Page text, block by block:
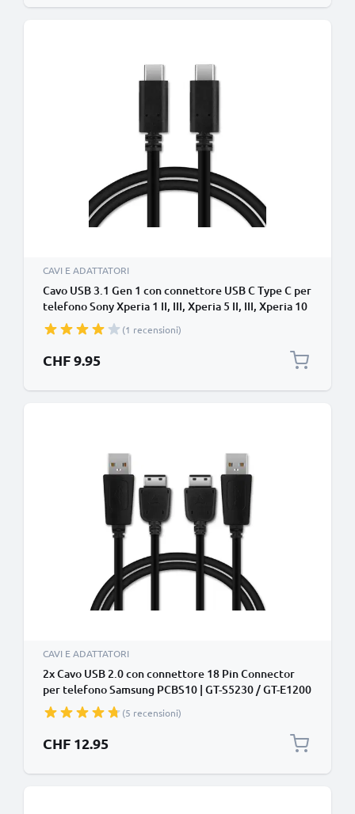
CAVI E ADATTATORI
Cavo USB 3.1 Gen 1 con connettore USB C Type C per
telefono Sony Xperia 1 II, III, Xperia 5 II, III, Xperia 10
II, III XZ2, XZ3, XZ1 Compact filo di 1,0m cavetto dati
& ricarica 3A (PD-60W) in PVC nero per cellulare
(1 recensioni)
CHF 9.95
CAVI E ADATTATORI
2x Cavo USB 2.0 con connettore 18 Pin Connector
per telefono Samsung PCBS10 | GT-S5230 / GT-E1200
/ GT E1190 / GT-E1150 / GT-E1050 / SGH-F480 filo di
1m cavetto dati & ricarica in nero per cellulare
(5 recensioni)
CHF 12.95